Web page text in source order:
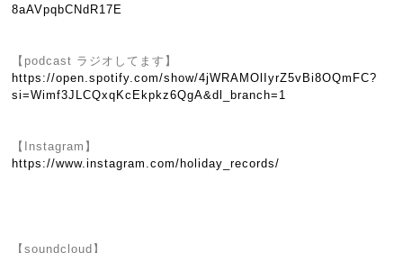
8aAVpqbCNdR17E
【podcast ラジオしてます】
https://open.spotify.com/show/4jWRAMOlIyrZ5vBi8OQmFC?
si=Wimf3JLCQxqKcEkpkz6QgA&dl_branch=1
【Instagram】
https://www.instagram.com/holiday_records/
【soundcloud】